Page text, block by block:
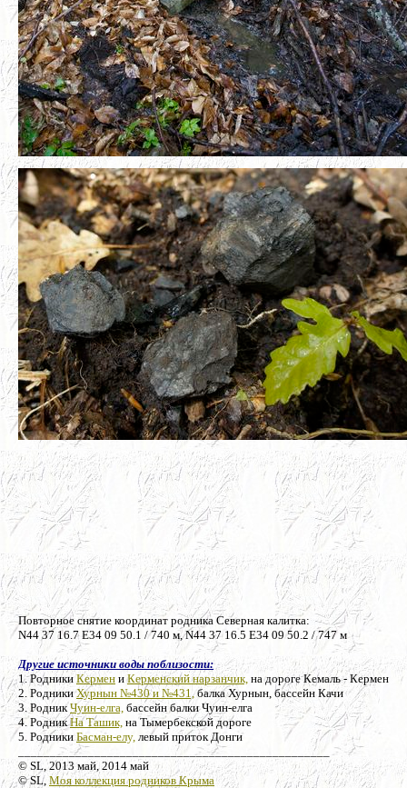
Повторное снятие координат родника Северная калитка:
N44 37 16.7 E34 09 50.1 / 740 м, N44 37 16.5 E34 09 50.2 / 747 м
Другие источники воды поблизости:
1. РодникиКермен иКерменский нарзанчик, на дороге Кемаль - Кермен
2. РодникиХурнын №430 и №431, балка Хурнын, бассейн Качи
3. РодникЧуин-елга, бассейн балки Чуин-елга
4. РодникНа Ташик, на Тымербекской дороге
5. Родники Басман-елу, левый приток Донги
_________________________________________________
© SL, 2013 май, 2014 май
© SL, Моя коллекция родников Крыма